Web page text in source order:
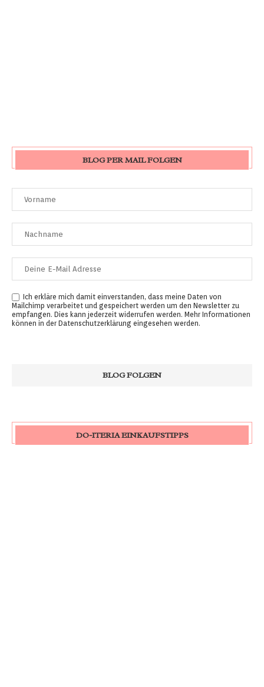
BLOG PER MAIL FOLGEN
Ich erkläre mich damit einverstanden, dass meine Daten von
Mailchimp verarbeitet und gespeichert werden um den Newsletter zu
empfangen. Dies kann jederzeit widerrufen werden. Mehr Informationen
können in der Datenschutzerklärung eingesehen werden.
DO-ITERIA EINKAUFSTIPPS